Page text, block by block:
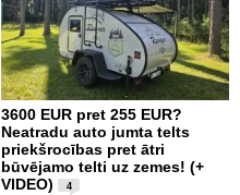
3600 EUR pret 255 EUR?
Neatradu auto jumta telts
priekšrocības pret ātri
būvējamo telti uz zemes! (+
VIDEO)
4